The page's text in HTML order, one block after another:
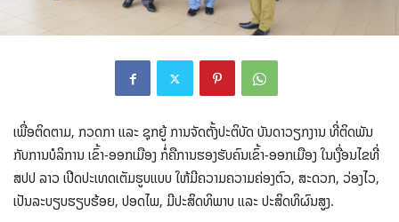
ເພື່ອຕິດຕາມ, ກວດກາ ແລະ ຊຸກຍູ້ ການຈັດຕັ້ງປະຕິບັດ ບັນດາວຽກງານ ທີ່ຕິດພັນ
ກັບການບໍລິການ ເຂົ້າ-ອອກເມືອງ ກໍ່ຄືການຮອງຮັບຄົນເຂົ້າ-ອອກເມືອງ ໃນເງື່ອນໄຂທີ່
ສປປ ລາວ ເປີດປະເທດເຕັມຮູບແບບ ໃຫ້ມີຄວາມຄວາມຄ່ອງຕົວ, ສະດວກ, ວ່ອງໄວ,
ເປັນລະບຽບຮຽບຮ້ອຍ, ປອດໄພ, ມີປະສິດທິພາບ ແລະ ປະສິດທິຜົນສູງ.